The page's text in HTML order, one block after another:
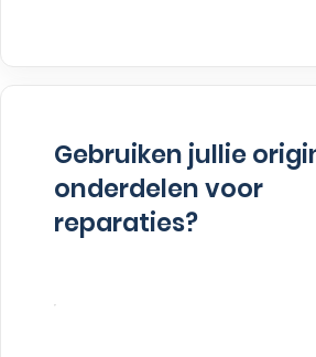
Gebruiken jullie
onderdelen voor
reparaties?